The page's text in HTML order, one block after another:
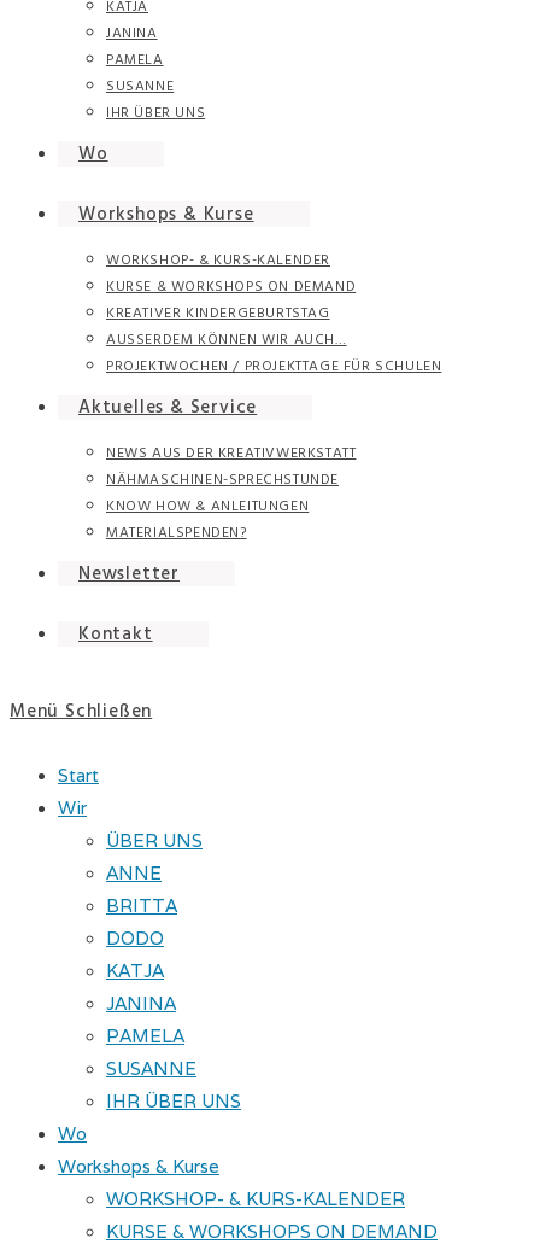
KATJA
JANINA
PAMELA
SUSANNE
IHR ÜBER UNS
Wo
Workshops & Kurse
WORKSHOP- & KURS-KALENDER
KURSE & WORKSHOPS ON DEMAND
KREATIVER KINDERGEBURTSTAG
AUSSERDEM KÖNNEN WIR AUCH…
PROJEKTWOCHEN / PROJEKTTAGE FÜR SCHULEN
Aktuelles & Service
NEWS AUS DER KREATIVWERKSTATT
NÄHMASCHINEN-SPRECHSTUNDE
KNOW HOW & ANLEITUNGEN
MATERIALSPENDEN?
Newsletter
Kontakt
Menü Schließen
Start
Wir
ÜBER UNS
ANNE
BRITTA
DODO
KATJA
JANINA
PAMELA
SUSANNE
IHR ÜBER UNS
Wo
Workshops & Kurse
WORKSHOP- & KURS-KALENDER
KURSE & WORKSHOPS ON DEMAND